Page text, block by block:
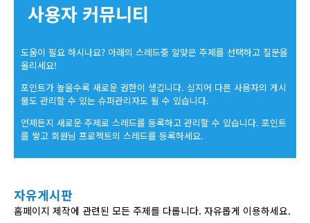
사용자 커뮤니티
도움이 필요 하시나요? 아래의 스레드중 알맞은 주제를 선택하고 질문을
올리세요!
포인트가 높을수록 새로운 권한이 생깁니다. 심지어 다른 사용자의 게시
물도 관리할 수 있는 슈퍼관리자도 될 수 있습니다.
언제든지 새로운 주제로 스레드를 등록하고 관리할 수 있습니다. 포인트
를 쌓고 회원님 프로젝트의 스레드를 등록하세요.
자유게시판
홈페이지 제작에 관련된 모든 주제를 다룹니다. 자유롭게 이용하세요.